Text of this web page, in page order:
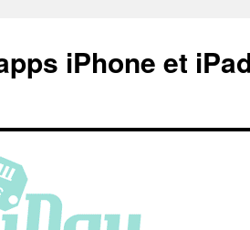
iPhone et